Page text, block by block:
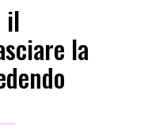
il
la